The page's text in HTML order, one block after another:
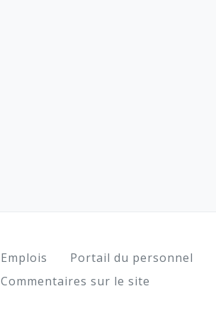
Footer
Emplois Portail du personnel
Commentaires sur le site